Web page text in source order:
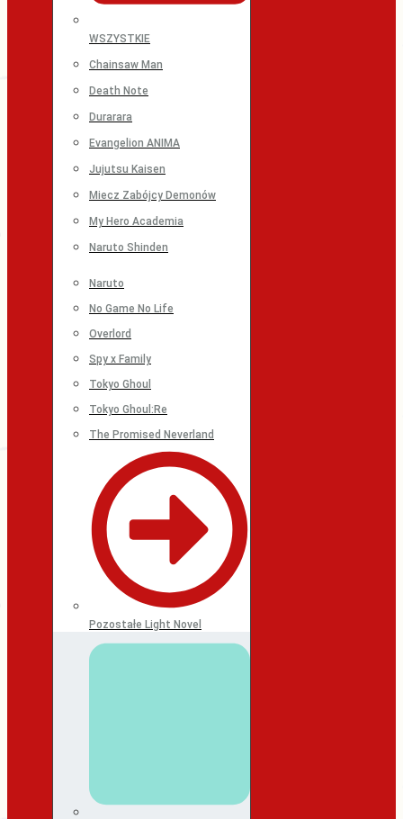
WSZYSTKIE
Chainsaw Man
Death Note
Durarara
Evangelion ANIMA
Jujutsu Kaisen
Miecz Zabójcy Demonów
My Hero Academia
Naruto Shinden
Naruto
No Game No Life
Overlord
Spy x Family
Tokyo Ghoul
Tokyo Ghoul:Re
The Promised Neverland
Pozostałe Light Novel